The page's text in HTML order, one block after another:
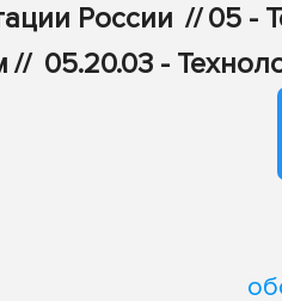
России // 05 -
// 05.20.03 -